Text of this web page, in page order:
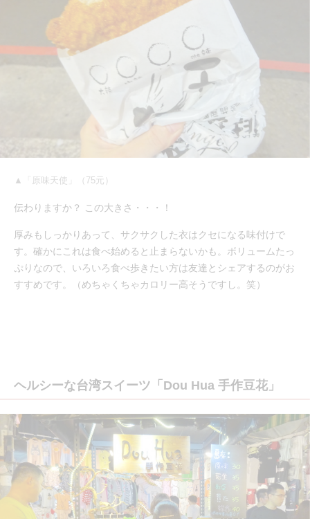
▲「原味天使」（75元）
伝わりますか？ この大きさ・・・！
厚みもしっかりあって、サクサクした衣はクセになる味付けで
す。確かにこれは食べ始めると止まらないかも。ボリュームたっ
ぷりなので、いろいろ食べ歩きたい方は友達とシェアするのがお
すすめです。（めちゃくちゃカロリー高そうですし。笑）
ヘルシーな台湾スイーツ「Dou Hua 手作豆花」